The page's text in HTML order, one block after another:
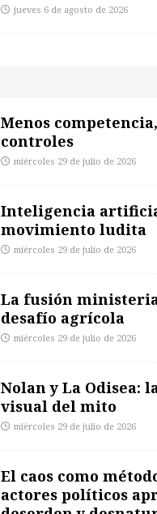
jueves 6 de agosto de 2026
Menos
controles
miércoles 29 de julio de 2026
Inteligencia
movimiento ludita
miércoles 29 de julio de 2026
La fusión
desafío agrícola
miércoles 29 de julio de 2026
Nolan y La Odisea:
visual del mito
miércoles 29 de julio de 2026
El caos como
actores políticos